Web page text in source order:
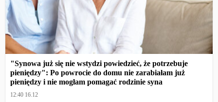
"Synowa już się nie wstydzi powiedzieć, że potrzebuje
pieniędzy": Po powrocie do domu nie zarabiałam już
pieniędzy i nie mogłam pomagać rodzinie syna
12:40 16.12